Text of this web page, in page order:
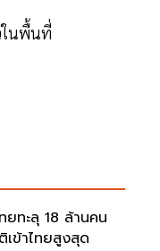
ในพื้นที่
ยทะลุ 18 ล้านคน
เข้าไทยสูงสุด